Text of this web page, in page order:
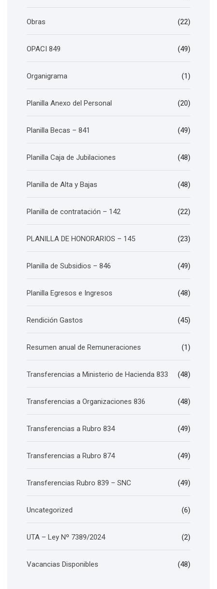
Obras (22)
OPACI 849 (49)
Organigrama (1)
Planilla Anexo del Personal (20)
Planilla Becas – 841 (49)
Planilla Caja de Jubilaciones (48)
Planilla de Alta y Bajas (48)
Planilla de contratación – 142 (22)
PLANILLA DE HONORARIOS – 145 (23)
Planilla de Subsidios – 846 (49)
Planilla Egresos e Ingresos (48)
Rendición Gastos (45)
Resumen anual de Remuneraciones (1)
Transferencias a Ministerio de Hacienda 833 (48)
Transferencias a Organizaciones 836 (48)
Transferencias a Rubro 834 (49)
Transferencias a Rubro 874 (49)
Transferencias Rubro 839 – SNC (49)
Uncategorized (6)
UTA – Ley Nº 7389/2024 (2)
Vacancias Disponibles (48)